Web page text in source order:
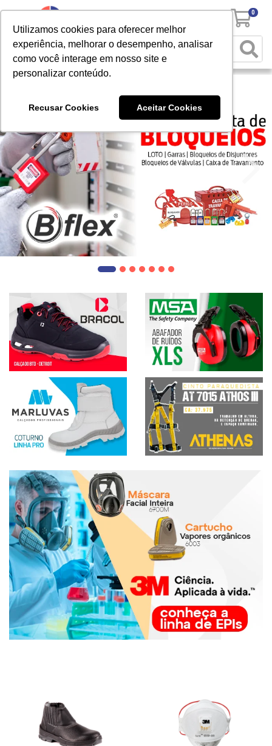
Utilizamos cookies para oferecer melhor
experiência, melhorar o desempenho, analisar
como você interage em nosso site e
personalizar conteúdo.
Recusar Cookies Aceitar Cookies
0